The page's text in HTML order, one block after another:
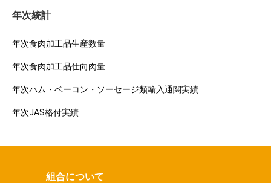
年次統計
年次食肉加工品生産数量
年次食肉加工品仕向肉量
年次ハム・ベーコン・ソーセージ類輸入通関実績
年次JAS格付実績
組合について